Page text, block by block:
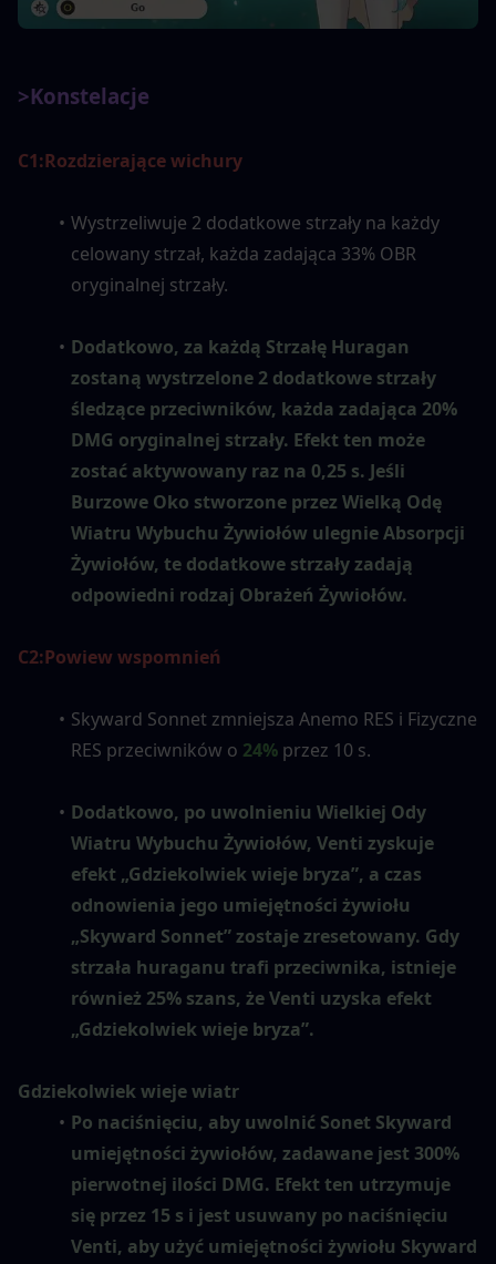
>Konstelacje
C1:Rozdzierające wichury
Wystrzeliwuje 2 dodatkowe strzały na każdy
celowany strzał, każda zadająca 33% OBR
oryginalnej strzały.
Dodatkowo, za każdą Strzałę Huragan
zostaną wystrzelone 2 dodatkowe strzały
śledzące przeciwników, każda zadająca 20%
DMG oryginalnej strzały. Efekt ten może
zostać aktywowany raz na 0,25 s. Jeśli
Burzowe Oko stworzone przez Wielką Odę
Wiatru Wybuchu Żywiołów ulegnie Absorpcji
Żywiołów, te dodatkowe strzały zadają
odpowiedni rodzaj Obrażeń Żywiołów.
C2:Powiew wspomnień
Skyward Sonnet zmniejsza Anemo RES i Fizyczne
RES przeciwników o 24% przez 10 s.
Dodatkowo, po uwolnieniu Wielkiej Ody
Wiatru Wybuchu Żywiołów, Venti zyskuje
efekt „Gdziekolwiek wieje bryza”, a czas
odnowienia jego umiejętności żywiołu
„Skyward Sonnet” zostaje zresetowany. Gdy
strzała huraganu trafi przeciwnika, istnieje
również 25% szans, że Venti uzyska efekt
„Gdziekolwiek wieje bryza”.
Gdziekolwiek wieje wiatr
Po naciśnięciu, aby uwolnić Sonet Skyward
umiejętności żywiołów, zadawane jest 300%
pierwotnej ilości DMG. Efekt ten utrzymuje
się przez 15 s i jest usuwany po naciśnięciu
Venti, aby użyć umiejętności żywiołu Skyward